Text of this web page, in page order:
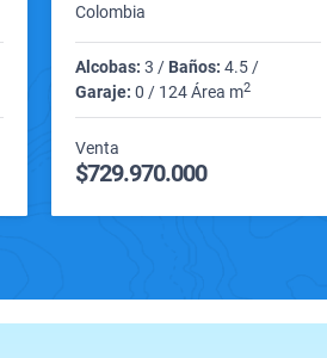
Colombia
Alcobas: 3 / Baños: 4.5 /
Garaje: 0 / 124 Área m2
Venta
$729.970.000